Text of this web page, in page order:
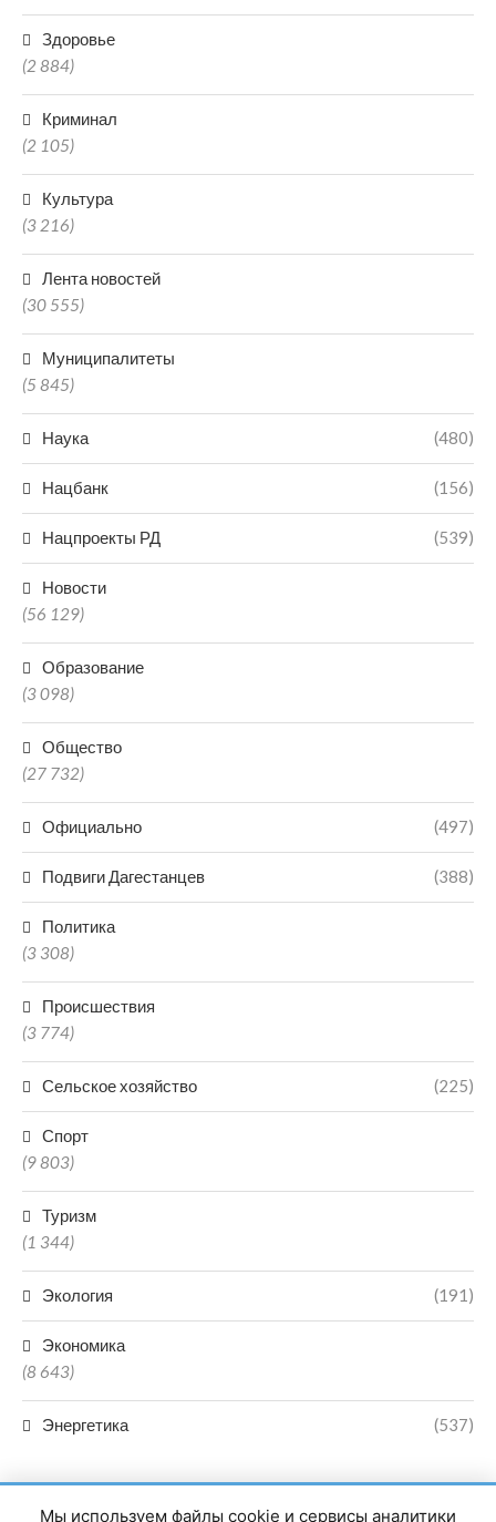
Здоровье
(2 884)
Криминал
(2 105)
Культура
(3 216)
Лента новостей
(30 555)
Муниципалитеты
(5 845)
Наука (480)
Нацбанк (156)
Нацпроекты РД (539)
Новости
(56 129)
Образование
(3 098)
Общество
(27 732)
Официально (497)
Подвиги Дагестанцев (388)
Политика
(3 308)
Происшествия
(3 774)
Сельское хозяйство (225)
Спорт
(9 803)
Туризм
(1 344)
Экология (191)
Экономика
(8 643)
Энергетика (537)
Мы используем файлы cookie и сервисы аналитики